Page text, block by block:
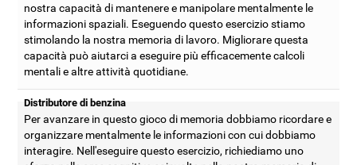
nostra capacità di mantenere e manipolare mentalmente le
informazioni spaziali. Eseguendo questo esercizio stiamo
stimolando la nostra memoria di lavoro. Migliorare questa
capacità può aiutarci a eseguire più efficacemente calcoli
mentali e altre attività quotidiane.
Distributore di benzina
Per avanzare in questo gioco di memoria dobbiamo ricordare e
organizzare mentalmente le informazioni con cui dobbiamo
interagire. Nell'eseguire questo esercizio, richiediamo uno